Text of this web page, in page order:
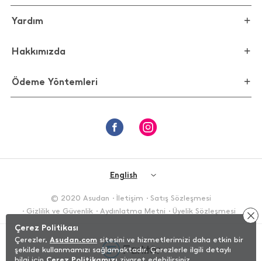
Yardım
Hakkımızda
Ödeme Yöntemleri
English
© 2020 Asudan İletişim
Satış Sözleşmesi
Gizlilik ve Güvenlik
Aydınlatma Metni Üyelik Sözleşmesi
Çerez Politikası
Çerezler, Asudan.com sitesini ve hizmetlerimizi daha etkin bir
şekilde kullanmamızı sağlamaktadır. Çerezlerle ilgili detaylı